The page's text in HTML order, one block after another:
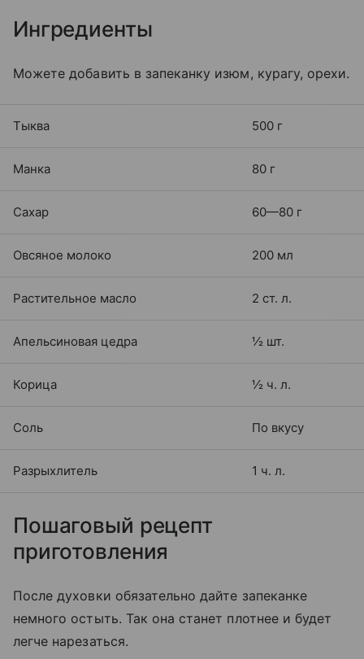
Ингредиенты
Можете добавить в запеканку изюм, курагу, орехи.
Тыква 500 г
Манка 80 г
Сахар 60—80 г
Овсяное молоко 200 мл
Растительное масло 2 ст. л.
Апельсиновая цедра ½ шт.
Корица ½ ч. л.
Соль По вкусу
Разрыхлитель 1 ч. л.
Пошаговый рецепт
приготовления
После духовки обязательно дайте запеканке
немного остыть. Так она станет плотнее и будет
легче нарезаться.